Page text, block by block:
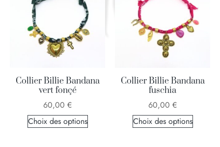
Collier Billie Bandana
vert fonçé
60,00 €
Choix des options
Collier Billie Bandana
fuschia
60,00 €
Choix des options